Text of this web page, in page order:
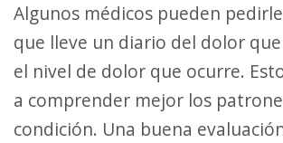
Algunos médicos pueden pedirle al paciente
que lleve un diario del dolor
el nivel de dolor que ocurre.
a comprender mejor los
condición. Una buena